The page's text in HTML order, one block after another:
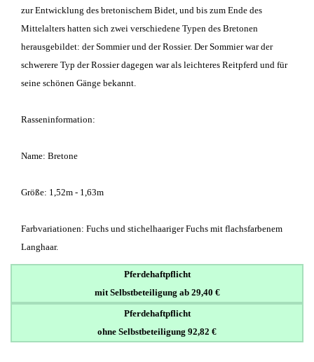
zur Entwicklung des bretonischem Bidet, und bis zum Ende des
Mittelalters hatten sich zwei verschiedene Typen des Bretonen
herausgebildet: der Sommier und der Rossier. Der Sommier war der
schwerere Typ der Rossier dagegen war als leichteres Reitpferd und für
seine schönen Gänge bekannt.
Rasseninformation:
Name: Bretone
Größe: 1,52m - 1,63m
Farbvariationen: Fuchs und stichelhaariger Fuchs mit flachsfarbenem
Langhaar.
Pferdehaftpflicht
mit Selbstbeteiligung ab 29,40 €
Pferdehaftpflicht
ohne Selbstbeteiligung 92,82 €